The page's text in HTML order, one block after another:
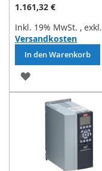
1.161,32 €
Inkl. 19% MwSt. , exkl.
Versandkosten
In den Warenkorb
ZUR
WUNSCHLISTE
HINZUFÜGEN